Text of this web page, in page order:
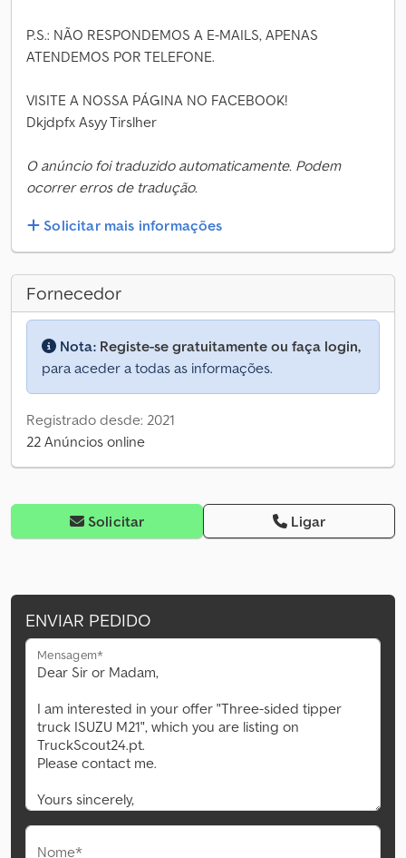
P.S.: NÃO RESPONDEMOS A E-MAILS, APENAS
ATENDEMOS POR TELEFONE.
VISITE A NOSSA PÁGINA NO FACEBOOK!
Dkjdpfx Asyy Tirslher
O anúncio foi traduzido automaticamente. Podem
ocorrer erros de tradução.
Solicitar mais informações
Fornecedor
Nota: Registe-se gratuitamente ou faça login,
para aceder a todas as informações.
Registrado desde: 2021
22 Anúncios online
Solicitar Ligar
ENVIAR PEDIDO
Mensagem*
Nome*